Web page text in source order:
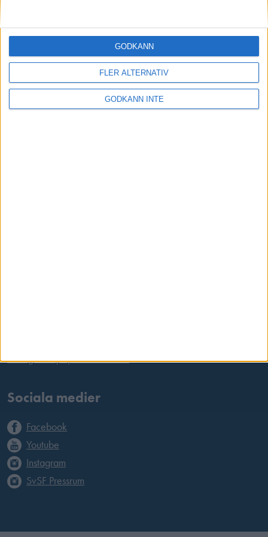
FLER ALTERNATIV
GODKÄNN INTE
GODKÄNN
Skansbrogatan 7
Sveriges Olympiska Kommitté
Sociala medier
Facebook
Youtube
Instagram
SvSF Pressrum